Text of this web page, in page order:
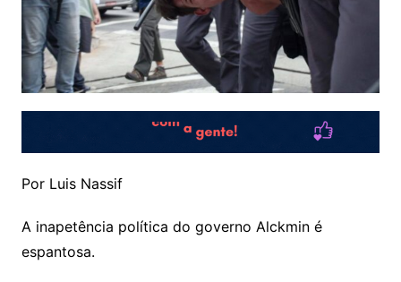
Por Luis Nassif
A inapetência política do governo Alckmin é
espantosa.